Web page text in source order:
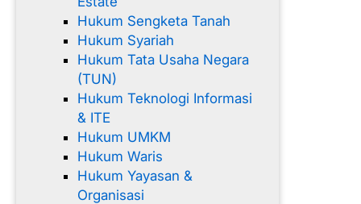
Hukum Sengketa Tanah
Hukum Syariah
Hukum Tata Usaha Negara
(TUN)
Hukum Teknologi Informasi
& ITE
Hukum UMKM
Hukum Waris
Hukum Yayasan &
Organisasi